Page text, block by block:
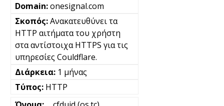
onesignal.com
Ανακατευθύνει τα
HTTP αιτήματα του χρήστη
στα αντίστοιχα HTTPS για τις
υπηρεσίες Couldflare.
1 μήνας
HTTP